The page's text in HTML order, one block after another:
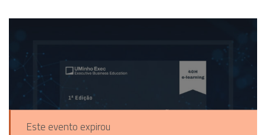
Este evento expirou